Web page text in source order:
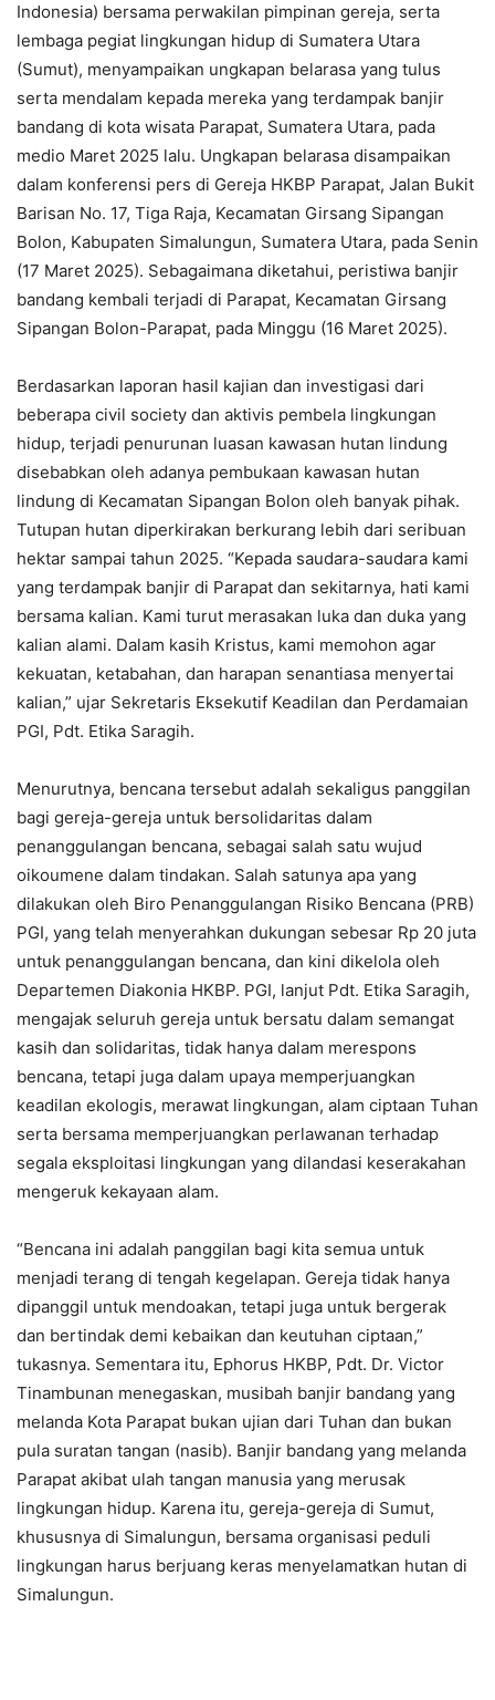
Indonesia) bersama perwakilan pimpinan gereja, serta
lembaga pegiat lingkungan hidup di Sumatera Utara
(Sumut), menyampaikan ungkapan belarasa yang tulus
serta mendalam kepada mereka yang terdampak banjir
bandang di kota wisata Parapat, Sumatera Utara, pada
medio Maret 2025 lalu. Ungkapan belarasa disampaikan
dalam konferensi pers di Gereja HKBP Parapat, Jalan Bukit
Barisan No. 17, Tiga Raja, Kecamatan Girsang Sipangan
Bolon, Kabupaten Simalungun, Sumatera Utara, pada Senin
(17 Maret 2025). Sebagaimana diketahui, peristiwa banjir
bandang kembali terjadi di Parapat, Kecamatan Girsang
Sipangan Bolon-Parapat, pada Minggu (16 Maret 2025).
Berdasarkan laporan hasil kajian dan investigasi dari
beberapa civil society dan aktivis pembela lingkungan
hidup, terjadi penurunan luasan kawasan hutan lindung
disebabkan oleh adanya pembukaan kawasan hutan
lindung di Kecamatan Sipangan Bolon oleh banyak pihak.
Tutupan hutan diperkirakan berkurang lebih dari seribuan
hektar sampai tahun 2025. “Kepada saudara-saudara kami
yang terdampak banjir di Parapat dan sekitarnya, hati kami
bersama kalian. Kami turut merasakan luka dan duka yang
kalian alami. Dalam kasih Kristus, kami memohon agar
kekuatan, ketabahan, dan harapan senantiasa menyertai
kalian,” ujar Sekretaris Eksekutif Keadilan dan Perdamaian
PGI, Pdt. Etika Saragih.
Menurutnya, bencana tersebut adalah sekaligus panggilan
bagi gereja-gereja untuk bersolidaritas dalam
penanggulangan bencana, sebagai salah satu wujud
oikoumene dalam tindakan. Salah satunya apa yang
dilakukan oleh Biro Penanggulangan Risiko Bencana (PRB)
PGI, yang telah menyerahkan dukungan sebesar Rp 20 juta
untuk penanggulangan bencana, dan kini dikelola oleh
Departemen Diakonia HKBP. PGI, lanjut Pdt. Etika Saragih,
mengajak seluruh gereja untuk bersatu dalam semangat
kasih dan solidaritas, tidak hanya dalam merespons
bencana, tetapi juga dalam upaya memperjuangkan
keadilan ekologis, merawat lingkungan, alam ciptaan Tuhan
serta bersama memperjuangkan perlawanan terhadap
segala eksploitasi lingkungan yang dilandasi keserakahan
mengeruk kekayaan alam.
“Bencana ini adalah panggilan bagi kita semua untuk
menjadi terang di tengah kegelapan. Gereja tidak hanya
dipanggil untuk mendoakan, tetapi juga untuk bergerak
dan bertindak demi kebaikan dan keutuhan ciptaan,”
tukasnya. Sementara itu, Ephorus HKBP, Pdt. Dr. Victor
Tinambunan menegaskan, musibah banjir bandang yang
melanda Kota Parapat bukan ujian dari Tuhan dan bukan
pula suratan tangan (nasib). Banjir bandang yang melanda
Parapat akibat ulah tangan manusia yang merusak
lingkungan hidup. Karena itu, gereja-gereja di Sumut,
khususnya di Simalungun, bersama organisasi peduli
lingkungan harus berjuang keras menyelamatkan hutan di
Simalungun.